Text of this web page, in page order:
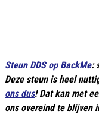
Steun DDS op BackMe:
Deze steun is heel
ons dus! Dat kan met
ons overeind te blijven